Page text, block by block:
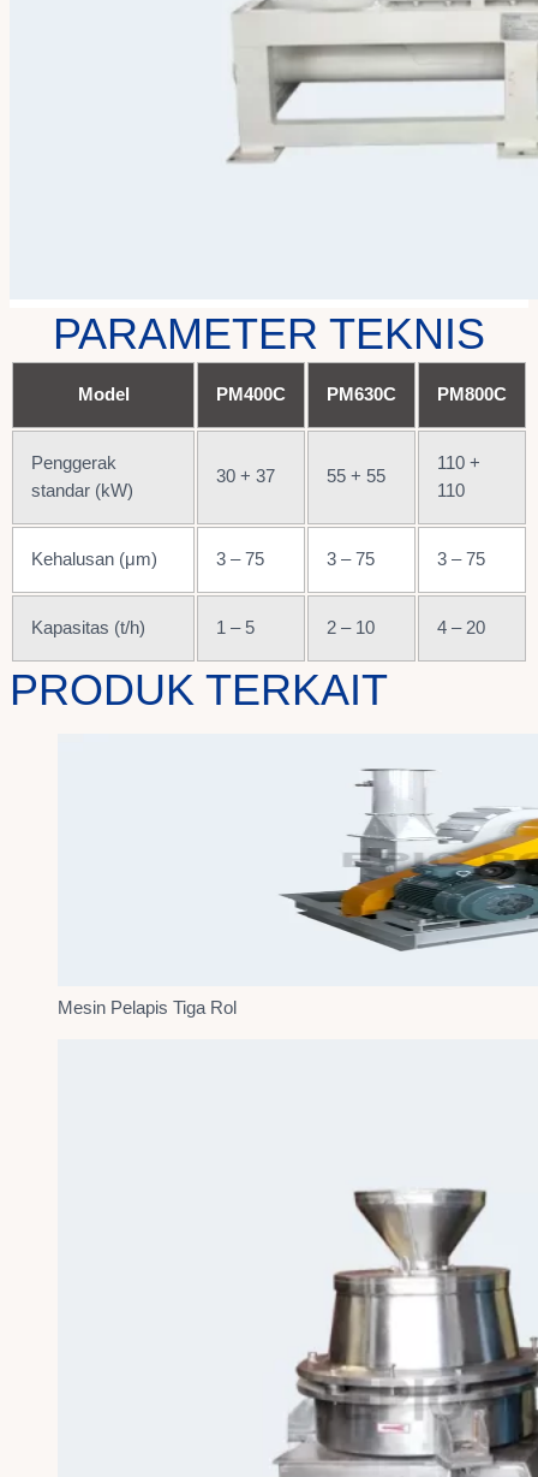
PARAMETER TEKNIS
Model PM400C PM630C PM800C
Penggerak
standar (kW)
30 + 37 55 + 55
110 +
110
Kehalusan (μm) 3 – 75 3 – 75 3 – 75
Kapasitas (t/h) 1 – 5 2 – 10 4 – 20
PRODUK TERKAIT
Mesin Pelapis Tiga Rol